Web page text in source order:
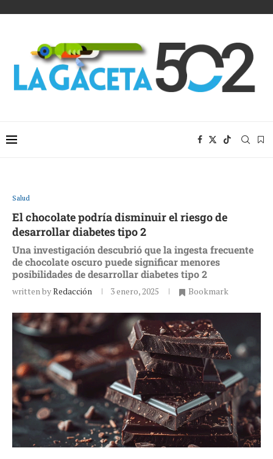
Salud
El chocolate podría disminuir el riesgo de
desarrollar diabetes tipo 2
Una investigación descubrió que la ingesta frecuente
de chocolate oscuro puede significar menores
posibilidades de desarrollar diabetes tipo 2
written byRedacción 3 enero, 2025 Bookmark